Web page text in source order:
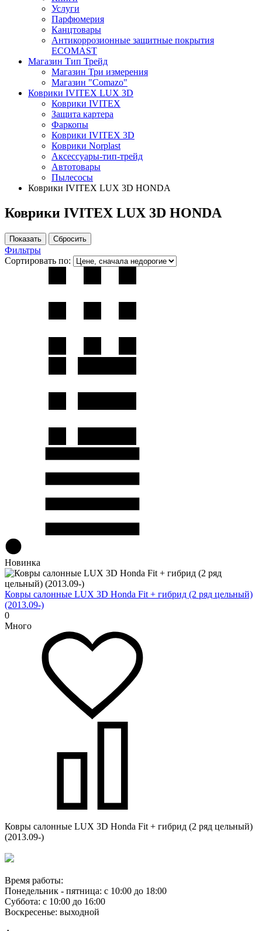
Услуги
Парфюмерия
Канцтовары
Антикоррозионные защитные покрытия
ECOMAST
Магазин Тип Трейд
Магазин Три измерения
Магазин "Comazo"
Коврики IVITEX LUX 3D
Коврики IVITEX
Защита картера
Фаркопы
Коврики IVITEX 3D
Коврики Norplast
Аксессуары-тип-трейд
Автотовары
Пылесосы
Коврики IVITEX LUX 3D HONDA
Коврики IVITEX LUX 3D HONDA
Фильтры
Сортировать по:
Новинка
Ковры салонные LUX 3D Honda Fit + гибрид (2 ряд цельный)
(2013.09-)
0
Много
Ковры салонные LUX 3D Honda Fit + гибрид (2 ряд цельный)
(2013.09-)
Время работы:
Понедельник - пятница: с 10:00 до 18:00
Суббота: с 10:00 до 16:00
Воскресенье: выходной